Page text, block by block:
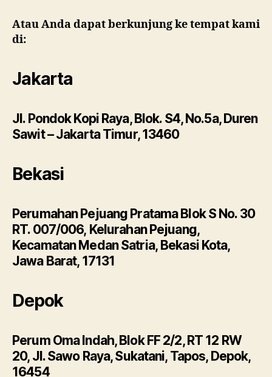
Atau Anda dapat berkunjung ke tempat kami
di:
Jakarta
Jl. Pondok Kopi Raya, Blok. S4, No.5a, Duren
Sawit – Jakarta Timur, 13460
Bekasi
Perumahan Pejuang Pratama Blok S No. 30
RT. 007/006, Kelurahan Pejuang,
Kecamatan Medan Satria, Bekasi Kota,
Jawa Barat, 17131
Depok
Perum Oma Indah, Blok FF 2/2, RT 12 RW
20, Jl. Sawo Raya, Sukatani, Tapos, Depok,
16454